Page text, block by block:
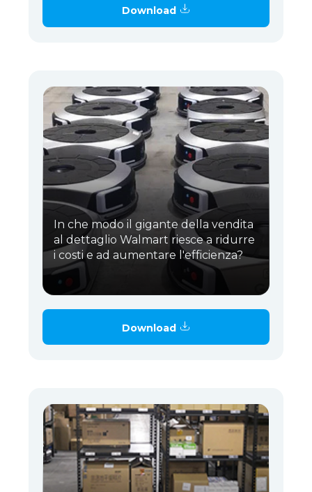
Download
In che modo il gigante della vendita
al dettaglio Walmart riesce a ridurre
i costi e ad aumentare l'efficienza?
Download